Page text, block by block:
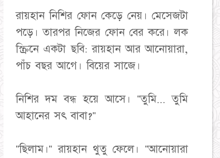
রায়হান নিশির ফোন কেড়ে নেয়। মেসেজটা
পড়ে। তারপর নিজের ফোন বের করে। লক
স্ক্রিনে একটা ছবি: রায়হান আর আনোয়ারা,
পাঁচ বছর আগে। বিয়ের সাজে।
নিশির দম বন্ধ হয়ে আসে। "তুমি... তুমি
আহানের সৎ বাবা?"
"ছিলাম।" রায়হান থুতু ফেলে। "আনোয়ারা